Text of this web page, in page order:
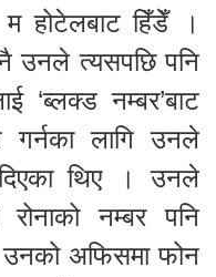
म होटेलबाट हिँडेँ ।
उनले त्यसपछि पनि
नम्बर’बाट
लागि उनले
थिए । उनले
नम्बर पनि
उनको अफिसमा फोन